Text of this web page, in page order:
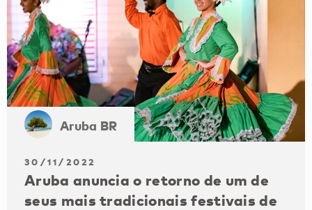
Aruba BR
30/11/2022
Aruba anuncia o retorno de um de
seus mais tradicionais festivais de